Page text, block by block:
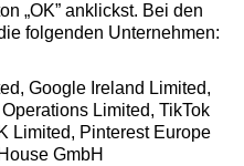
„OK” anklickst. Bei den
folgenden Unternehmen:
Google Ireland Limited,
Limited, TikTok
Limited, Pinterest Europe
GmbH